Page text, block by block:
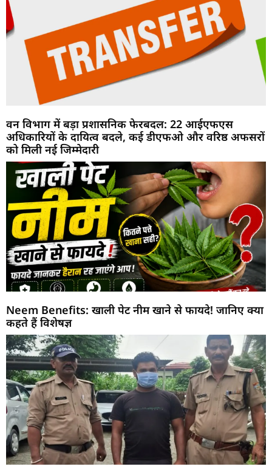
वन विभाग में बड़ा प्रशासनिक फेरबदल: 22 आईएफएस
अधिकारियों के दायित्व बदले, कई डीएफओ और वरिष्ठ अफसरों
को मिली नई जिम्मेदारी
Neem Benefits: खाली पेट नीम खाने से फायदे! जानिए क्या
कहते हैं विशेषज्ञ